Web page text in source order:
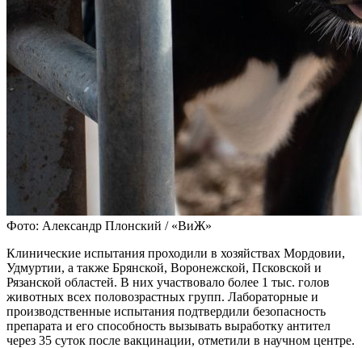
Фото: Александр Плонский / «ВиЖ»
Клинические испытания проходили в хозяйствах Мордовии,
Удмуртии, а также Брянской, Воронежской, Псковской и
Рязанской областей. В них участвовало более 1 тыс. голов
животных всех половозрастных групп. Лабораторные и
производственные испытания подтвердили безопасность
препарата и его способность вызывать выработку антител
через 35 суток после вакцинации, отметили в научном центре.